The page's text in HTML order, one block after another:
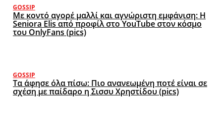
GOSSIP
Με κοντό αγορέ μαλλί και αγνώριστη εμφάνιση: Η
Seniora Elis από προφίλ στο YouTube στον κόσμο
του OnlyFans (pics)
GOSSIP
Τα άφησε όλα πίσω: Πιο ανανεωμένη ποτέ είναι σε
σχέση με παίδαρο η Σισσυ Χρηστίδου (pics)